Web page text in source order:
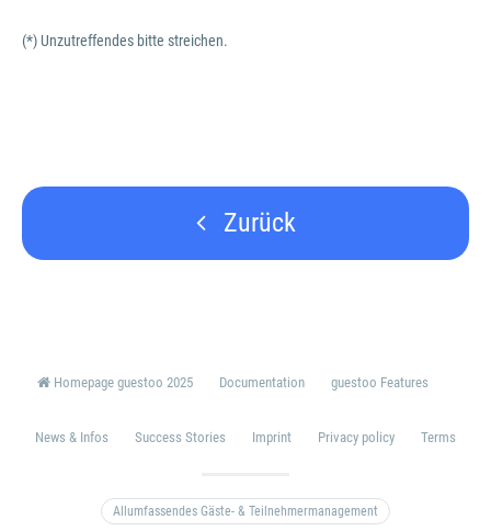
(*) Unzutreffendes bitte streichen.
Zurück
Homepage guestoo 2025 Documentation guestoo Features
News & Infos Success Stories Imprint Privacy policy Terms
Allumfassendes Gäste- & Teilnehmermanagement